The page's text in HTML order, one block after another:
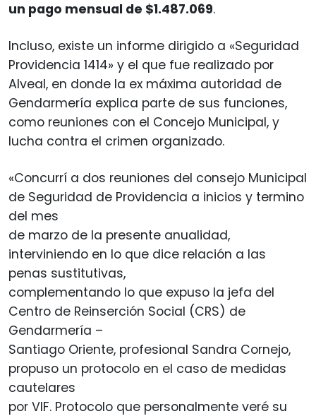
un pago mensual de $1.487.069.
Incluso, existe un informe dirigido a «Seguridad
Providencia 1414» y el que fue realizado por
Alveal, en donde la ex máxima autoridad de
Gendarmería explica parte de sus funciones,
como reuniones con el Concejo Municipal, y
lucha contra el crimen organizado.
«Concurrí a dos reuniones del consejo Municipal
de Seguridad de Providencia a inicios y termino
del mes
de marzo de la presente anualidad,
interviniendo en lo que dice relación a las
penas sustitutivas,
complementando lo que expuso la jefa del
Centro de Reinserción Social (CRS) de
Gendarmería –
Santiago Oriente, profesional Sandra Cornejo,
propuso un protocolo en el caso de medidas
cautelares
por VIF. Protocolo que personalmente veré su